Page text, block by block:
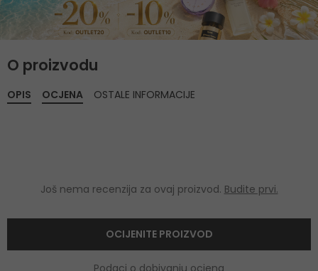
O proizvodu
OPIS OCJENA
Još nema recenzija za ovaj proizvod. Budite prvi.
OCIJENITE PROIZVOD
Podaci o dobivanju ocjena
OSTALE INFORMACIJE